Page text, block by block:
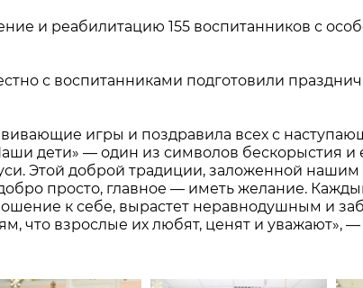
и реабилитацию 155 воспитанников с
с воспитанниками подготовили
игры и поздравила всех с
дети» — один из символов бескорыстия
Этой доброй традиции, заложенной
просто, главное — иметь желание.
к себе, вырастет неравнодушным и
что взрослые их любят, ценят и уважают», —